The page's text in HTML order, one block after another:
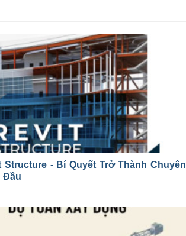
Structure - Bí Quyết Trở Thành Chuyên
Đầu